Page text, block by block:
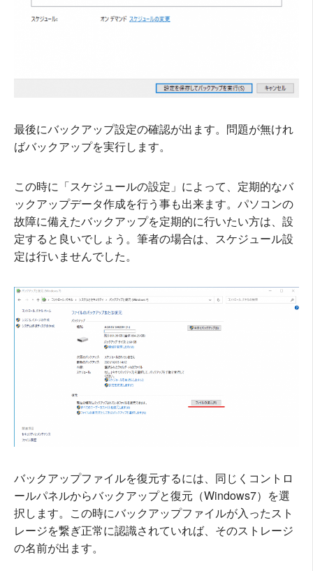
最後にバックアップ設定の確認が出ます。問題が無けれ
ばバックアップを実行します。
この時に「スケジュールの設定」によって、定期的なバ
ックアップデータ作成を行う事も出来ます。パソコンの
故障に備えたバックアップを定期的に行いたい方は、設
定すると良いでしょう。筆者の場合は、スケジュール設
定は行いませんでした。
バックアップファイルを復元するには、同じくコントロ
ールパネルからバックアップと復元（Windows7）を選
択します。この時にバックアップファイルが入ったスト
レージを繋ぎ正常に認識されていれば、そのストレージ
の名前が出ます。